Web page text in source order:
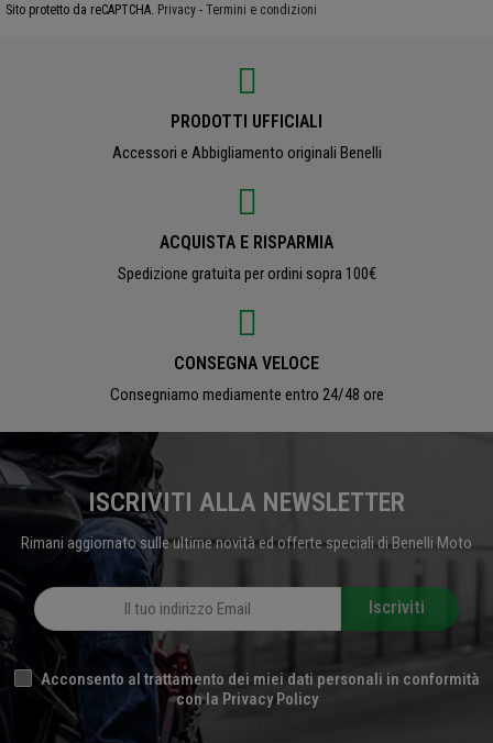
Sito protetto da reCAPTCHA. Privacy - Termini e condizioni
PRODOTTI UFFICIALI
Accessori e Abbigliamento originali Benelli
ACQUISTA E RISPARMIA
Spedizione gratuita per ordini sopra 100€
CONSEGNA VELOCE
Consegniamo mediamente entro 24/48 ore
ISCRIVITI ALLA NEWSLETTER
Rimani aggiornato sulle ultime novità ed offerte speciali di Benelli Moto
Iscriviti
Acconsento al trattamento dei miei dati personali in conformità
con la Privacy Policy